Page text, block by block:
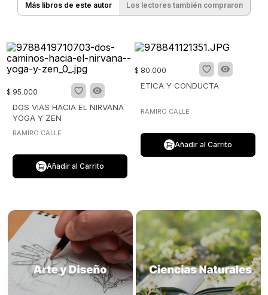
Más libros de este autor Los lectores también compraron
$ 95.000
DOS VIAS HACIA EL NIRVANA
YOGA Y ZEN
RAMIRO CALLE
Añadir al Carrito
$ 80.000
ETICA Y CONDUCTA
RAMIRO CALLE
Añadir al Carrito